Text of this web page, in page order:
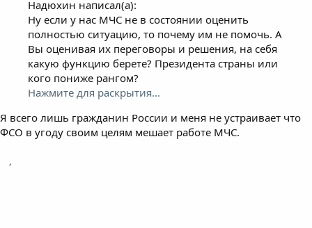
Надюхин написал(а):
Ну если у нас МЧС не в состоянии оценить
полностью ситуацию, то почему им не помочь. А
Вы оценивая их переговоры и решения, на себя
какую функцию берете? Президента страны или
кого пониже рангом?
Нажмите для раскрытия...
Я всего лишь гражданин России и меня не устраивает что
ФСО в угоду своим целям мешает работе МЧС.